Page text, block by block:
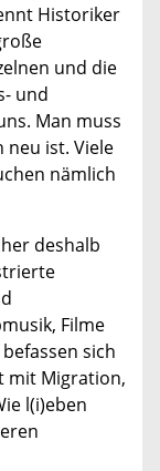
Historiker
und die
und
Man muss
neu ist. Viele
nämlich
deshalb
Filme
sich
mit Migration,
l(i)eben